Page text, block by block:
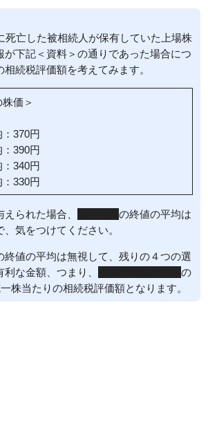
死亡した被相続人が保有していた上場株
が下記＜資料＞の通りであった場合につ
続税評価額を考えてみます。
価＞
370円
390円
：340円
：330円
られた場合、
の終値の平均は
気をつけてください。
終値の平均は無視して、残りの４つの選
な金額、つまり、
の
株当たりの相続税評価額となります。